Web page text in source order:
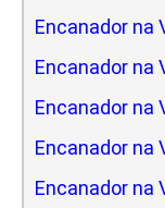
Encanador na
Encanador na
Encanador na
Encanador na
Encanador na